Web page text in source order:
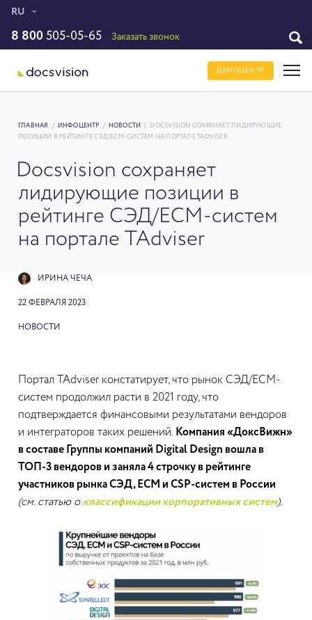
RU
8 800 505-05-65 Заказать звонок
ДЕМОЦЕНТР
ГЛАВНАЯ / ИНФОЦЕНТР / НОВОСТИ /
DOCSVISION СОХРАНЯЕТ ЛИДИРУЮЩИЕ
ПОЗИЦИИ В РЕЙТИНГЕ СЭД/ECM-СИСТЕМ НА ПОРТАЛЕ TADVISER
Docsvision сохраняет
лидирующие позиции в
рейтинге СЭД/ECM-систем
на портале TAdviser
ИРИНА ЧЕЧА
22 ФЕВРАЛЯ 2023
НОВОСТИ
Портал TAdviser констатирует, что рынок СЭД/ECM-
систем продолжил расти в 2021 году, что
подтверждается финансовыми результатами вендоров
и интеграторов таких решений. Компания «ДоксВижн»
в составе Группы компаний Digital Design вошла в
ТОП-3 вендоров и заняла 4 строчку в рейтинге
участников рынка СЭД, ECM и CSP-систем в России
(см. статью о классификации корпоративных систем).